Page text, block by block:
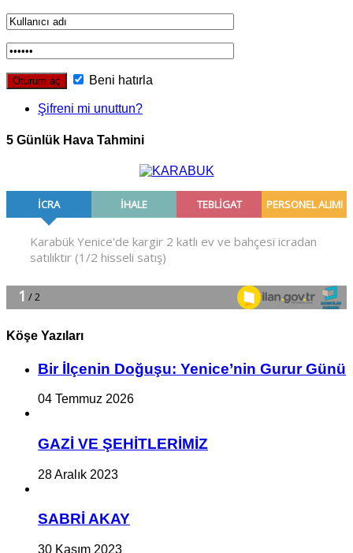
Beni hatırla
Şifreni mi unuttun?
5 Günlük Hava Tahmini
Köşe Yazıları
Bir İlçe­nin Do­ğu­şu: Ye­ni­ce’nin Gurur Günü
04 Temmuz 2026
GAZİ VE ŞEHİTLERİMİZ
28 Aralık 2023
SABRİ AKAY
30 Kasım 2023